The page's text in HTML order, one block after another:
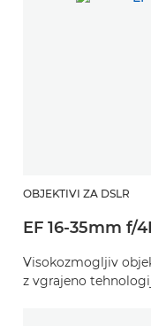
OBJEKTIVI ZA DSLR
EF 16-35mm f/
Visokozmogljiv
z vgrajeno